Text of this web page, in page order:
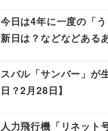
今日は4年に一度の「
新日は？などなどある
スバル「サンバー」が
日？2月28日】
人力飛行機「リネット